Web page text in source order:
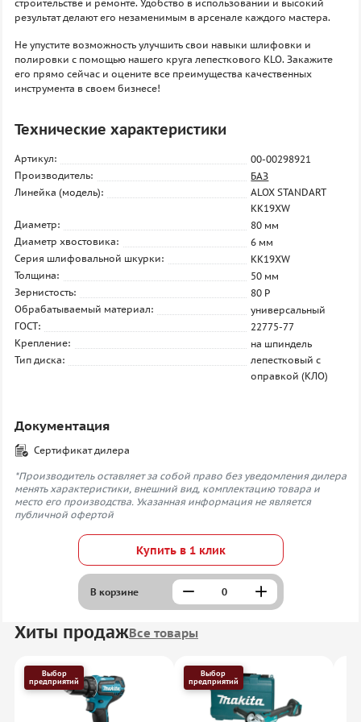
строительстве и ремонте. Удобство в использовании и высокий
результат делают его незаменимым в арсенале каждого мастера.
Не упустите возможность улучшить свои навыки шлифовки и
полировки с помощью нашего круга лепесткового KLO. Закажите
его прямо сейчас и оцените все преимущества качественных
инструмента в своем бизнесе!
Технические характеристики
Артикул:
00-00298921
Производитель:
БАЗ
Линейка (модель):
ALOX STANDART
KK19XW
Диаметр:
80 мм
Диаметр хвостовика:
6 мм
Серия шлифовальной шкурки:
KK19XW
Толщина:
50 мм
Зернистость:
80 P
Обрабатываемый материал:
универсальный
ГОСТ:
22775-77
Крепление:
на шпиндель
Тип диска:
лепестковый с
оправкой (КЛО)
Документация
Сертификат дилера
*Производитель оставляет за собой право без уведомления дилера
менять характеристики, внешний вид, комплектацию товара и
место его производства. Указанная информация не является
публичной офертой
Купить в 1 клик
В корзине
Хиты продажВсе товары
Выбор
предприятий
Выбор
предприятий